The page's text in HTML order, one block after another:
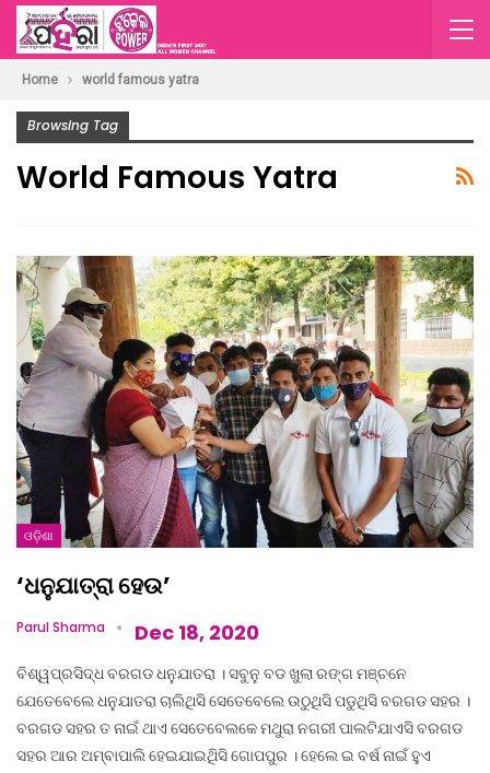
Home world famous yatra
Browsing Tag
World Famous Yatra
ଓଡ଼ିଶା
‘ଧନୁଯାତ୍ରା ହେଉ’
Parul Sharma Dec 18, 2020
ବିଶ୍ୱପ୍ରସିଦ୍ଧ ବରଗଡ ଧନୁଯାତରା । ସବୁନୁ ବଡ ଖୁଲା ରଙ୍ଗ ମଞ୍ଚନେ
ଯେତେବେଲେ ଧନୁଯାତରା ଚାଲିଥିସି ସେତେବେଲେ ଉଠୁଥିସି ପଡୁଥିସି ବରଗଡ ସହର ।
ବରଗଡ ସହର ତ ନାଇଁ ଥାଏ ସେତେବେଲକେ ମଥୁରା ନଗରୀ ପାଲଟିଯାଏସି ବରଗଡ
ସହର ଆର ଅମ୍ବାପାଲି ହେଇଯାଇଥିିସି ଗୋପପୁର । ହେଲେ ଇ ବର୍ଷ ନାଇଁ ହୁଏ